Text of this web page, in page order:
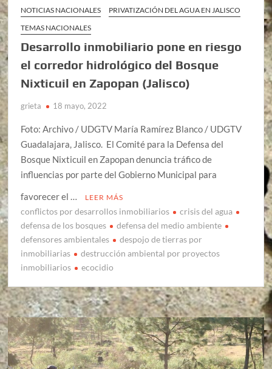
NOTICIAS NACIONALES
PRIVATIZACIÓN DEL AGUA EN JALISCO
TEMAS NACIONALES
Desarrollo inmobiliario pone en riesgo
el corredor hidrológico del Bosque
Nixticuil en Zapopan (Jalisco)
grieta 18 mayo, 2022
Foto: Archivo / UDGTV María Ramírez Blanco / UDGTV
Guadalajara, Jalisco. El Comité para la Defensa del
Bosque Nixticuil en Zapopan denuncia tráfico de
influencias por parte del Gobierno Municipal para
favorecer el …
LEER MÁS
conflictos por desarrollos inmobiliarios
crisis del agua
defensa de los bosques
defensa del medio ambiente
defensores ambientales
despojo de tierras por
inmobiliarias
destrucción ambiental por proyectos
inmobiliarios
ecocidio